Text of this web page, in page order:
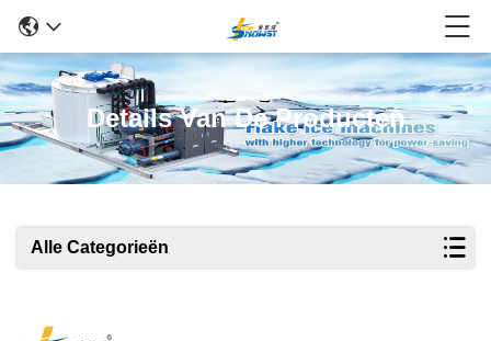
Details Van De Producten
Alle Categorieën